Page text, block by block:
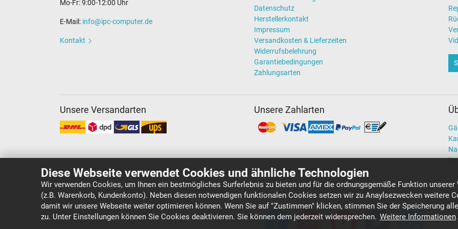
Diese Webseite verwendet Cookies und ähnliche Technologien
Wir verwenden Cookies, um Ihnen ein bestmögliches Surferlebnis zu bieten und für die ordnungsgemäße Funktion unserer
(z.B. Warenkorb, Kundenkonto). Neben diesen notwendigen funktionalen Cookies setzen wir zu Anaylsezwecken weitere
damit wir unsere Webseite weiter optimieren können. Wenn Sie auf "Zustimmen" klicken, stimmen Sie der Speicherung
zu. Unter Einstellungen können Sie Cookies deaktivieren. Sie können dem jederzeit widersprechen. Weitere Informationen.
Mo-Fr: 9:00-12:00 Uhr
E-Mail: info@ipc-computer.de
Kontakt
Datenschutz
Herstellerkontakt
Impressum
Versandkosten & Lieferzeiten
Widerrufsbelehrung
Garantiebedingungen
Zahlungsarten
Unsere Versandarten Unsere Zahlarten
Copyright ©IPC-Computer Deutschland GmbH